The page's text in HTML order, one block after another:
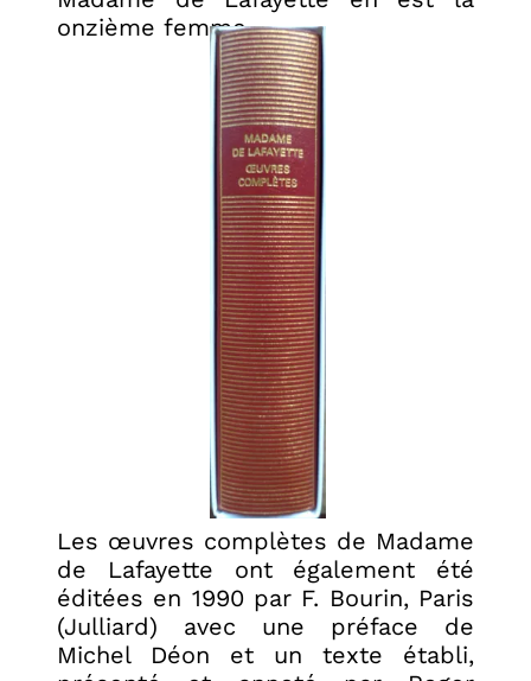
onzième femme.
Les œuvres complètes de Madame
de Lafayette ont également été
éditées en 1990 par F. Bourin, Paris
(Julliard) avec une préface de
Michel Déon et un texte établi,